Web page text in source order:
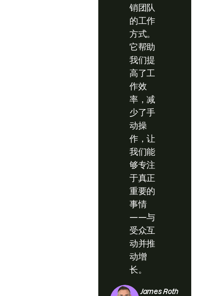
销团队
的工作
方式。
它帮助
我们提
高了工
作效
率，减
少了手
动操
作，让
我们能
够专注
于真正
重要的
事情
——与
受众互
动并推
动增
长。
James Roth